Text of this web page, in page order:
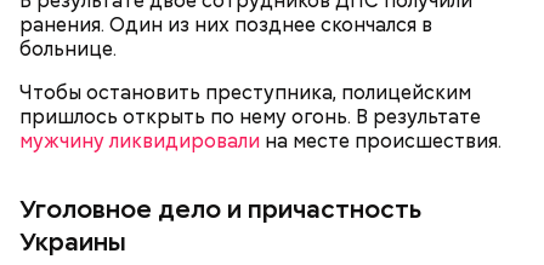
ранения. Один из них позднее скончался в
больнице.
Чтобы остановить преступника, полицейским
пришлось открыть по нему огонь. В результате
мужчину ликвидировали на месте происшествия.
Уголовное дело и причастность
Украины
чемпиона UFC в легком весе Хабиба
Нурмагомедова. Самыми известными ее
выпускниками являются Ислам Махачев и Усман
Нурмагомедов, ставшие звездами смешанных
единоборств.